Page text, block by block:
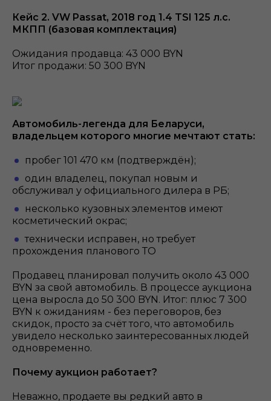
Кейс 2. VW Passat, 2018 год 1.4 TSI 125 л.с.
МКПП (базовая комплектация)
Ожидания продавца: 43 000 BYN
Итог продажи: 50 300 BYN
Автомобиль-легенда для Беларуси,
владельцем которого многие мечтают стать:
пробег 101 470 км (подтверждён);
один владелец, покупал новым и
обслуживал у официального дилера в РБ;
несколько кузовных элементов имеют
косметический окрас;
технически исправен, но требует
прохождения планового ТО
Продавец планировал получить около 43 000
BYN за свой автомобиль. В процессе аукциона
цена выросла до 50 300 BYN. Итог: плюс 7 300
BYN к ожиданиям - без переговоров, без
скидок, просто за счёт того, что автомобиль
увидело несколько заинтересованных людей
одновременно.
Почему аукцион работает?
Неважно, продаете вы редкий авто в